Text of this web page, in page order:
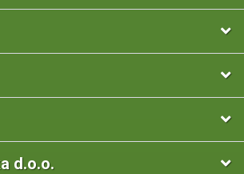
d.o.o.